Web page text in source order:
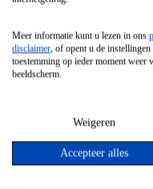
Vrijstaande Magnetron
Vrijstaande Kookplaat
Inbouw Gaskookplaat
Inbouw Keramische
Kookplaat Accessoires
Meer informatie kunt u lezen in ons
disclaimer, of opent u de
toestemming op ieder moment
beeldscherm.
Weigeren
Accepteer alles